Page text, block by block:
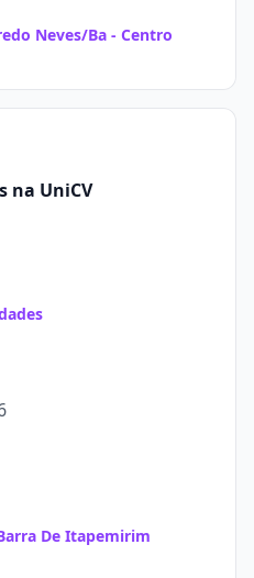
Neves/Ba - Centro
na UniCV
De Itapemirim